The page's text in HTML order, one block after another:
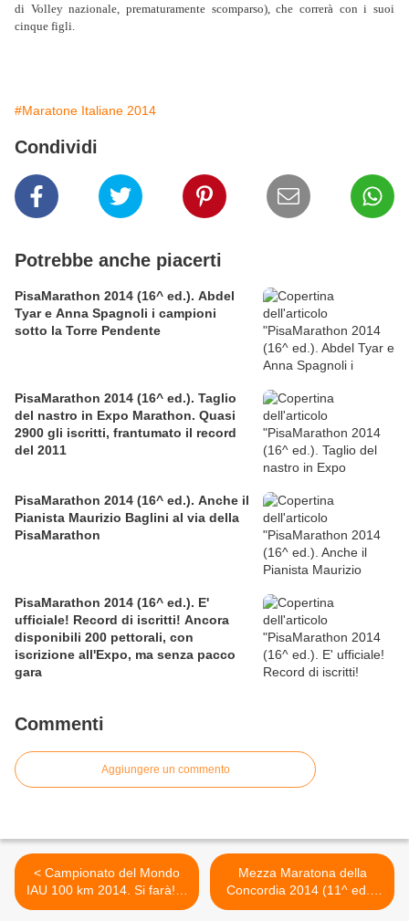
di Volley nazionale, prematuramente scomparso), che correrà con i suoi
cinque figli.
#Maratone Italiane 2014
Condividi
Potrebbe anche piacerti
PisaMarathon 2014 (16^ ed.). Abdel
Tyar e Anna Spagnoli i campioni
sotto la Torre Pendente
PisaMarathon 2014 (16^ ed.). Taglio
del nastro in Expo Marathon. Quasi
2900 gli iscritti, frantumato il record
del 2011
PisaMarathon 2014 (16^ ed.). Anche il
Pianista Maurizio Baglini al via della
PisaMarathon
PisaMarathon 2014 (16^ ed.). E'
ufficiale! Record di iscritti! Ancora
disponibili 200 pettorali, con
iscrizione all'Expo, ma senza pacco
gara
Commenti
Aggiungere un commento
< Campionato del Mondo
IAU 100 km 2014. Si farà! E
l'appuntamento é a Doha
Mezza Maratona della
Concordia 2014 (11^ ed.).
Una corsa nel tempo, nella